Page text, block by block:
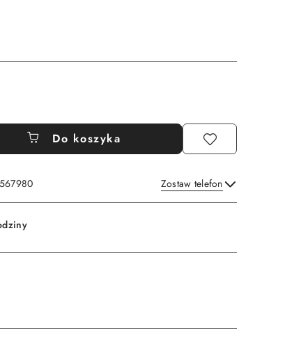
Do koszyka
Zostaw telefon
Wyślij